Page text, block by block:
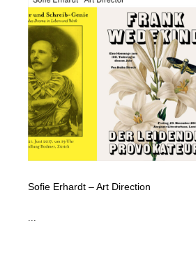
Sofie Erhardt – Art Direction